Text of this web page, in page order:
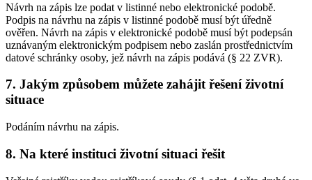
Návrh na zápis lze podat v listinné nebo elektronické podobě.
Podpis na návrhu na zápis v listinné podobě musí být úředně
ověřen. Návrh na zápis v elektronické podobě musí být podepsán
uznávaným elektronickým podpisem nebo zaslán prostřednictvím
datové schránky osoby, jež návrh na zápis podává (§ 22 ZVR).
7. Jakým způsobem můžete zahájit řešení životní
situace
Podáním návrhu na zápis.
8. Na které instituci životní situaci řešit